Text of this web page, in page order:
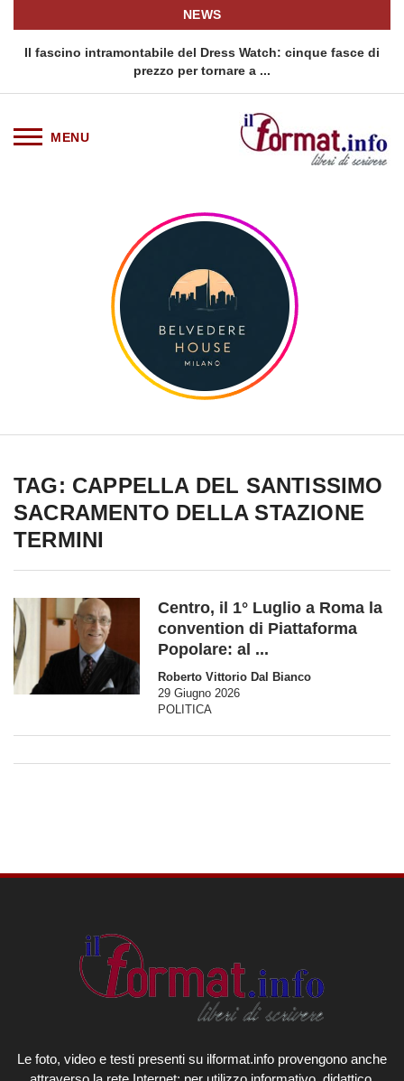
NEWS
Il fascino intramontabile del Dress Watch: cinque fasce di
prezzo per tornare a ...
TAG: CAPPELLA DEL SANTISSIMO
SACRAMENTO DELLA STAZIONE
TERMINI
Centro, il 1° Luglio a Roma la
convention di Piattaforma
Popolare: al ...
Roberto Vittorio Dal Bianco
29 Giugno 2026
POLITICA
Le foto, video e testi presenti su ilformat.info provengono anche